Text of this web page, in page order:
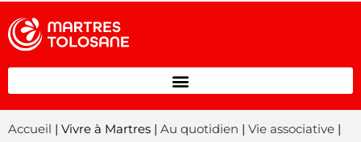
Accueil | Vivre à Martres | Au quotidien | Vie associative |